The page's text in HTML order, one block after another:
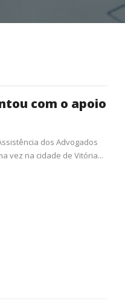
com o apoio
dos Advogados
vez na cidade de Vitória...